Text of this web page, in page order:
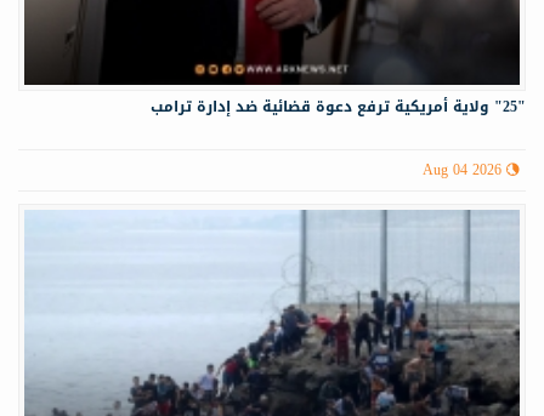
"25" ولاية أمريكية ترفع دعوة قضائية ضد إدارة ترامب
Aug 04 2026